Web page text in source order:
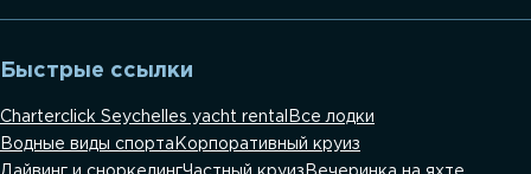
Быстрые ссылки
Charterclick Seychelles yacht rental Все лодки
Водные виды спорта Корпоративный круиз
Дайвинг и сноркелингЧастный круиз Вечеринка на яхте